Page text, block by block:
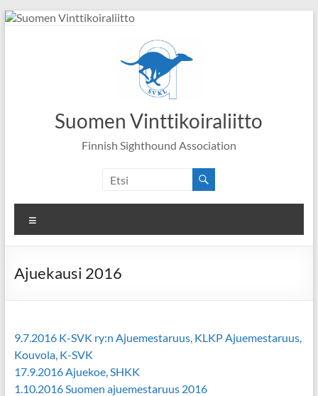
Skip
Suomen Vinttikoiraliitto
Finnish Sighthound Association
Ajuekausi 2016
9.7.2016 K-SVK ry:n Ajuemestaruus, KLKP Ajuemestaruus,
Kouvola, K-SVK
17.9.2016 Ajuekoe, SHKK
1.10.2016 Suomen ajuemestaruus 2016